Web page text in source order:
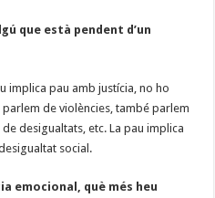
que està pendent d’un
implica pau amb justícia, no ho
de violències, també parlem
desigualtats, etc. La pau implica
social.
emocional, què més heu